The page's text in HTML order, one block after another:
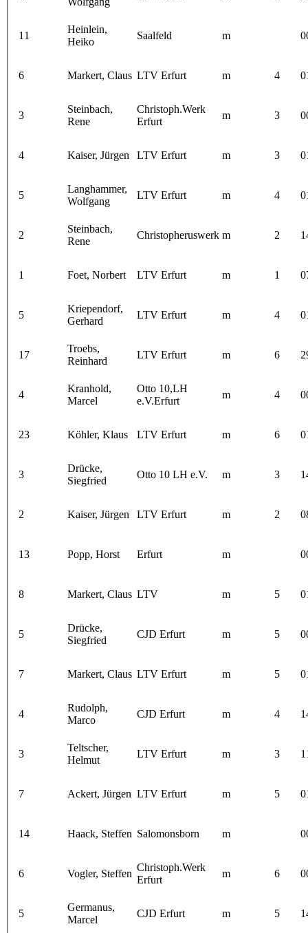
11
Heinlein,
Heiko
Saalfeld m
6 Markert, Claus LTV Erfurt m 4
3
Steinbach,
Rene
Christoph.Werk
Erfurt
m 3
4 Kaiser, Jürgen LTV Erfurt m 3
5
Langhammer,
Wolfgang
LTV Erfurt m 4
2
Steinbach,
Rene
Christopheruswerk m 2
1 Foet, Norbert LTV Erfurt m 1
5
Kriependorf,
Gerhard
LTV Erfurt m 4
17
Troebs,
Reinhard
LTV Erfurt m 6
4
Kranhold,
Marcel
Otto 10,LH
e.V.Erfurt
m 4
23 Köhler, Klaus LTV Erfurt m 6
3
Drücke,
Siegfried
Otto 10 LH e.V. m 3
2 Kaiser, Jürgen LTV Erfurt m 2
13 Popp, Horst Erfurt m
8 Markert, Claus LTV m 5
5
Drücke,
Siegfried
CJD Erfurt m 5
7 Markert, Claus LTV Erfurt m 5
4
Rudolph,
Marco
CJD Erfurt m 4
3
Teltscher,
Helmut
LTV Erfurt m 3
7 Ackert, Jürgen LTV Erfurt m 5
14 Haack, Steffen Salomonsborn m
6 Vogler, Steffen
Christoph.Werk
Erfurt
m 6
5
Germanus,
Marcel
CJD Erfurt m 5